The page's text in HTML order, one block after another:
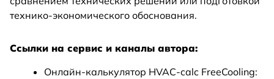
технико-экономического обоснования.
Ссылки на сервис и каналы автора:
Онлайн-калькулятор HVAC-calc FreeCooling: